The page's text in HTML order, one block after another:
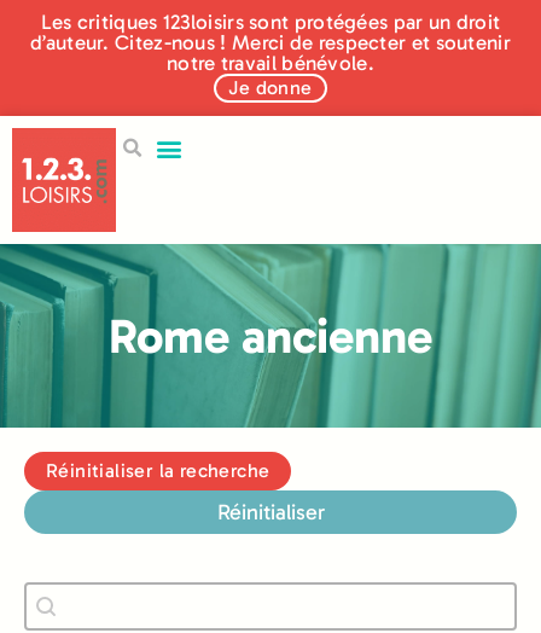
Les critiques 123loisirs sont protégées par un droit
d’auteur. Citez-nous ! Merci de respecter et soutenir
notre travail bénévole.
Je donne
Rome ancienne
Réinitialiser la recherche
Réinitialiser
Recherche
Rechercher